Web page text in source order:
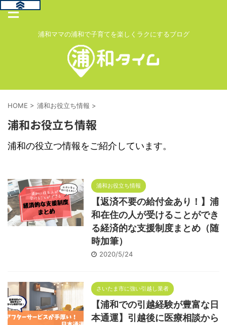
浦和ママの浦和で子育てを楽しくラクにするブログ
HOME > 浦和お役立ち情報 >
浦和お役立ち情報
浦和の役立つ情報をご紹介しています。
浦和お役立ち情報
【返済不要の給付金あり！】浦
和在住の人が受けることができ
る経済的な支援制度まとめ（随
時加筆）
2020/5/24
さいたま市に強い引越し業者
【浦和での引越経験が豊富な日
本通運】引越後に医療相談から